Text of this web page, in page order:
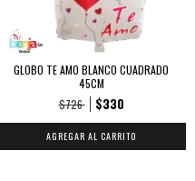
GLOBO TE AMO BLANCO CUADRADO
45CM
$726
$330